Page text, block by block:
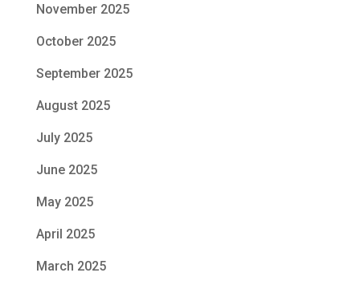
November 2025
October 2025
September 2025
August 2025
July 2025
June 2025
May 2025
April 2025
March 2025